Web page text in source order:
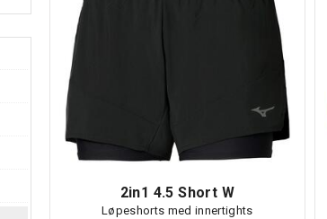
2in1 4.5 Short W
Løpeshorts med innertights